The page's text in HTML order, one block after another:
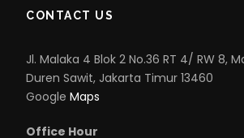
CONTACT US
Jl. Malaka 4 Blok 2 No.36 RT 4/ RW 8,
Duren Sawit, Jakarta Timur 13460
Google Maps
Office Hour